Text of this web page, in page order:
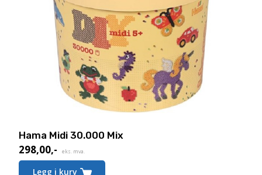
Hama Midi 30.000 Mix
298,00,- eks. mva.
Legg i kurv